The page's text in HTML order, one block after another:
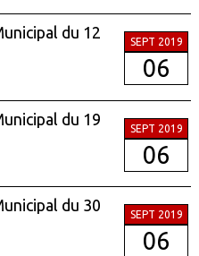
du 12
SEPT 2019
06
du 19
SEPT 2019
06
du 30
SEPT 2019
06